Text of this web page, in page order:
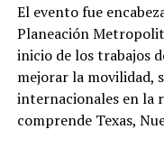
El evento fue
Planeación
inicio de los trabajos
mejorar la movilidad,
internacionales en la
comprende Texas,